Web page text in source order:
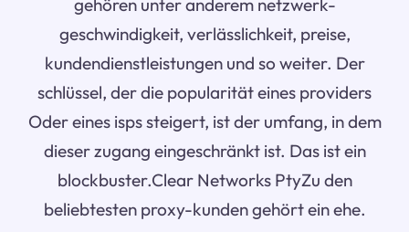
gehören unter anderem netzwerk-
geschwindigkeit, verlässlichkeit, preise,
kundendienstleistungen und so weiter. Der
schlüssel, der die popularität eines providers
Oder eines isps steigert, ist der umfang, in dem
dieser zugang eingeschränkt ist. Das ist ein
blockbuster.Clear Networks PtyZu den
beliebtesten proxy-kunden gehört ein ehe.